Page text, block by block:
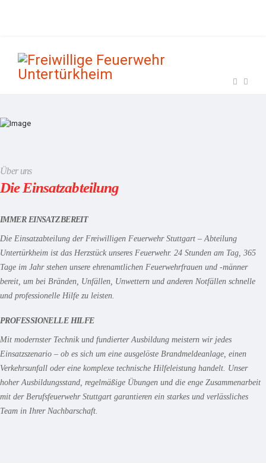
EINSATZABTEILUNG
Über uns
Die Einsatzabteilung
IMMER EINSATZBEREIT
Die Einsatzabteilung der Freiwilligen Feuerwehr Stuttgart – Abteilung
Untertürkheim ist das Herzstück unseres Feuerwehr. 24 Stunden am Tag, 365
Tage im Jahr stehen unsere ehrenamtlichen Feuerwehrfrauen und -männer
bereit, um bei Bränden, Unfällen, Unwettern und anderen Notfällen schnelle
und professionelle Hilfe zu leisten.
PROFESSIONELLE HILFE
Mit modernster Technik und fundierter Ausbildung meistern wir jedes
Einsatzszenario – ob es sich um eine ausgelöste Brandmeldeanlage, einen
Verkehrsunfall oder eine komplexe technische Hilfeleistung handelt. Unser
hoher Ausbildungsstand, regelmäßige Übungen und die enge Zusammenarbeit
mit der Berufsfeuerwehr Stuttgart garantieren ein starkes und verlässliches
Team in Ihrer Nachbarschaft.